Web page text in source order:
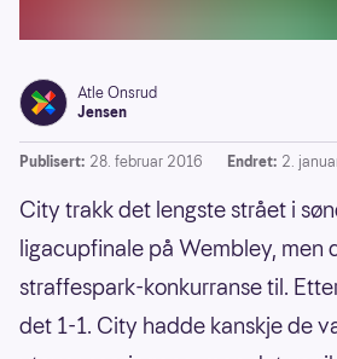
Atle Onsrud
Jensen
Publisert: 28. februar 2016 Endret: 2.
City trakk det lengste strået i
ligacupfinale på Wembley, men
straffespark-konkurranse til.
det 1-1. City hadde kanskje de